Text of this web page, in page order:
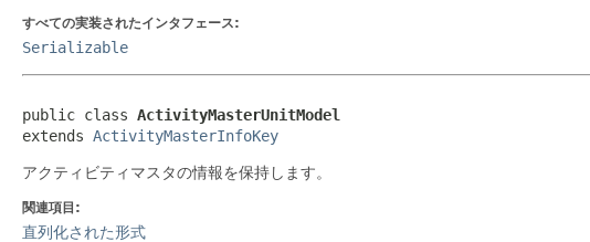
すべての実装されたインタフェース:
Serializable
public class ActivityMasterUnitModel
extends ActivityMasterInfoKey
アクティビティマスタの情報を保持します。
関連項目:
直列化された形式